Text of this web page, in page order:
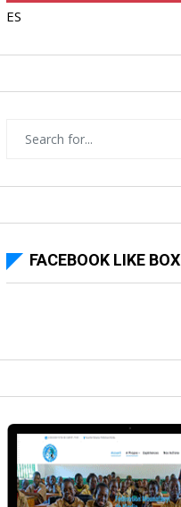
ES
FACEBOOK LIKE BOX